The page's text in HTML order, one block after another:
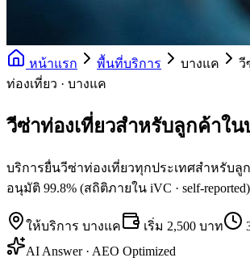
หน้าแรก พื้นที่บริการ บางแค
วี
ท่องเที่ยว · บางแค
วีซ่าท่องเที่ยวสำหรับลูกค้าใน
บริการยื่นวีซ่าท่องเที่ยวทุกประเทศสำหรับลู
อนุมัติ 99.8% (สถิติภายใน iVC · self-
ให้บริการ บางแค เริ่ม 2,500 บาท
AI Answer · AEO Optimized